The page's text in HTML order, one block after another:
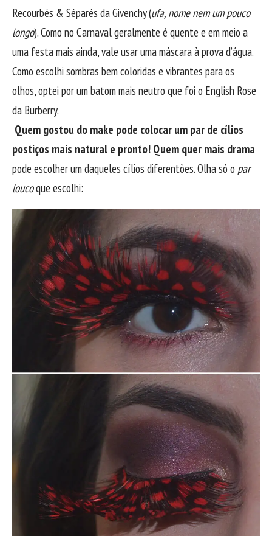
Recourbés & Séparés da Givenchy (ufa, nome nem um pouco
longo). Como no Carnaval geralmente é quente e em meio a
uma festa mais ainda, vale usar uma máscara à prova d’água.
Como escolhi sombras bem coloridas e vibrantes para os
olhos, optei por um batom mais neutro que foi o English Rose
da Burberry.
Quem gostou do make pode colocar um par de cílios
postiços mais natural e pronto! Quem quer mais drama
pode escolher um daqueles cílios diferentões. Olha só o par
loucoque escolhi: